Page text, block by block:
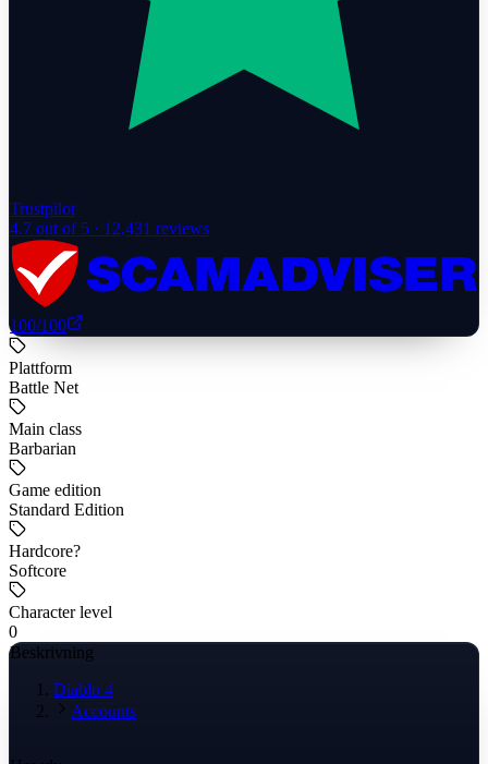
Trustpilot
4.7 out of 5 · 12,431 reviews
100/100
Plattform
Battle Net
Main class
Barbarian
Game edition
Standard Edition
Hardcore?
Softcore
Character level
0
Beskrivning
Diablo 4
Accounts